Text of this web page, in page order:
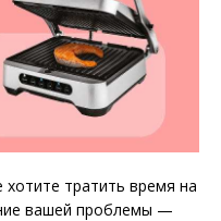
тратить время на
вашей проблемы —